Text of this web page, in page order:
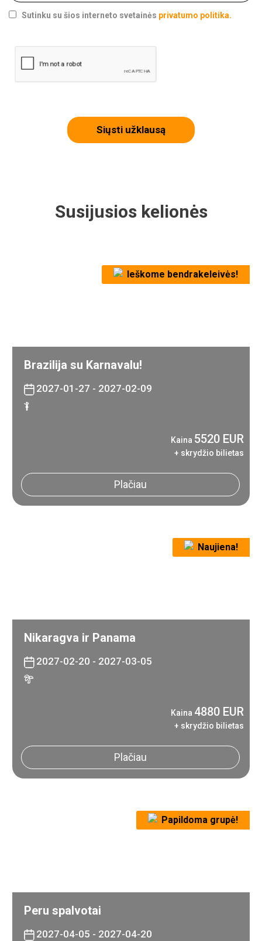
Sutinku su šios interneto svetainės privatumo politika.
Siųsti užklausą
Susijusios kelionės
Ieškome bendrakeleivės!
Brazilija su Karnavalu!
2027-01-27 - 2027-02-09
Kaina 5520 EUR
+ skrydžio bilietas
Plačiau
Naujiena!
Nikaragva ir Panama
2027-02-20 - 2027-03-05
Kaina 4880 EUR
+ skrydžio bilietas
Plačiau
Papildoma grupė!
Peru spalvotai
2027-04-05 - 2027-04-20